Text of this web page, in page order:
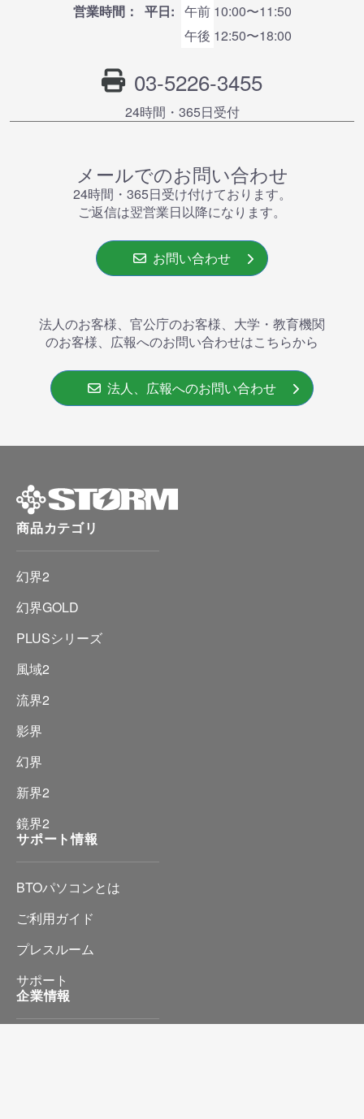
営業時間： 平日: 午前 10:00〜11:50
午後 12:50〜18:00
03-5226-3455
24時間・365⽇受付
メールでのお問い合わせ
24時間・365⽇受け付けております。
ご返信は翌営業⽇以降になります。
お問い合わせ
法人のお客様、官公庁のお客様、大学・教育機関
のお客様、広報へのお問い合わせはこちらから
法人、広報へのお問い合わせ
商品カテゴリ
幻界2
幻界GOLD
PLUSシリーズ
風域2
流界2
影界
幻界
新界2
鏡界2
サポート情報
BTOパソコンとは
ご利用ガイド
プレスルーム
サポート
企業情報